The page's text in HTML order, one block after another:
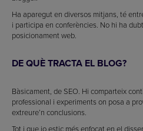
Ha aparegut en diversos mitjans, té
i participa en conferències. No hi ha
posicionament web.
DE QUÈ TRACTA EL BLOG?
Bàsicament, de SEO. Hi comparteix
professional i experiments on posa a
extreure’n conclusions.
Tot i que jo estic més enfocat en el